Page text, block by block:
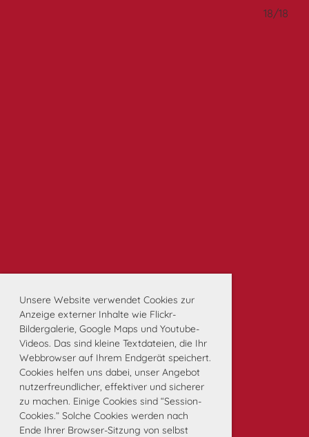
Unsere Website verwendet Cookies zur
Anzeige externer Inhalte wie Flickr-
Bildergalerie, Google Maps und Youtube-
Videos. Das sind kleine Textdateien, die Ihr
Webbrowser auf Ihrem Endgerät speichert.
Cookies helfen uns dabei, unser Angebot
nutzerfreundlicher, effektiver und sicherer
zu machen. Einige Cookies sind “Session-
Cookies.” Solche Cookies werden nach
Ende Ihrer Browser-Sitzung von selbst
18/18